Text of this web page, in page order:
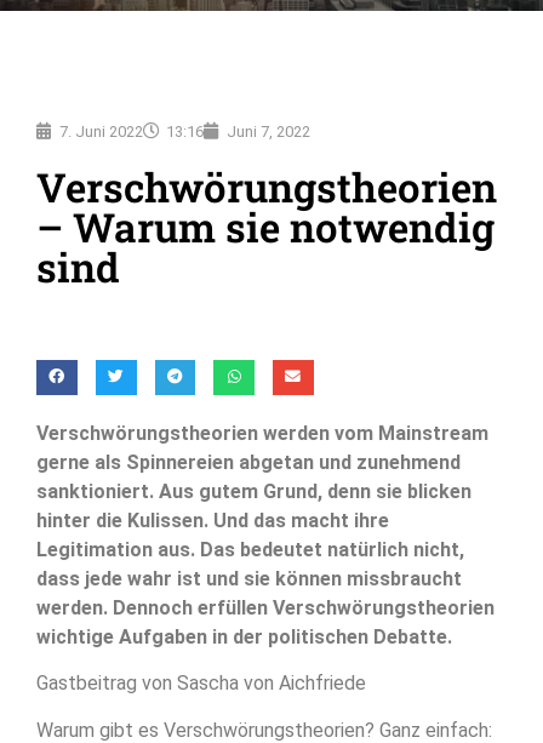
7. Juni 2022 13:16 Juni 7, 2022
Verschwörungstheorien
– Warum sie notwendig
sind
Verschwörungstheorien werden vom Mainstream
gerne als Spinnereien abgetan und zunehmend
sanktioniert. Aus gutem Grund, denn sie blicken
hinter die Kulissen. Und das macht ihre
Legitimation aus. Das bedeutet natürlich nicht,
dass jede wahr ist und sie können missbraucht
werden. Dennoch erfüllen Verschwörungstheorien
wichtige Aufgaben in der politischen Debatte.
Gastbeitrag von Sascha von Aichfriede
Warum gibt es Verschwörungstheorien? Ganz einfach: